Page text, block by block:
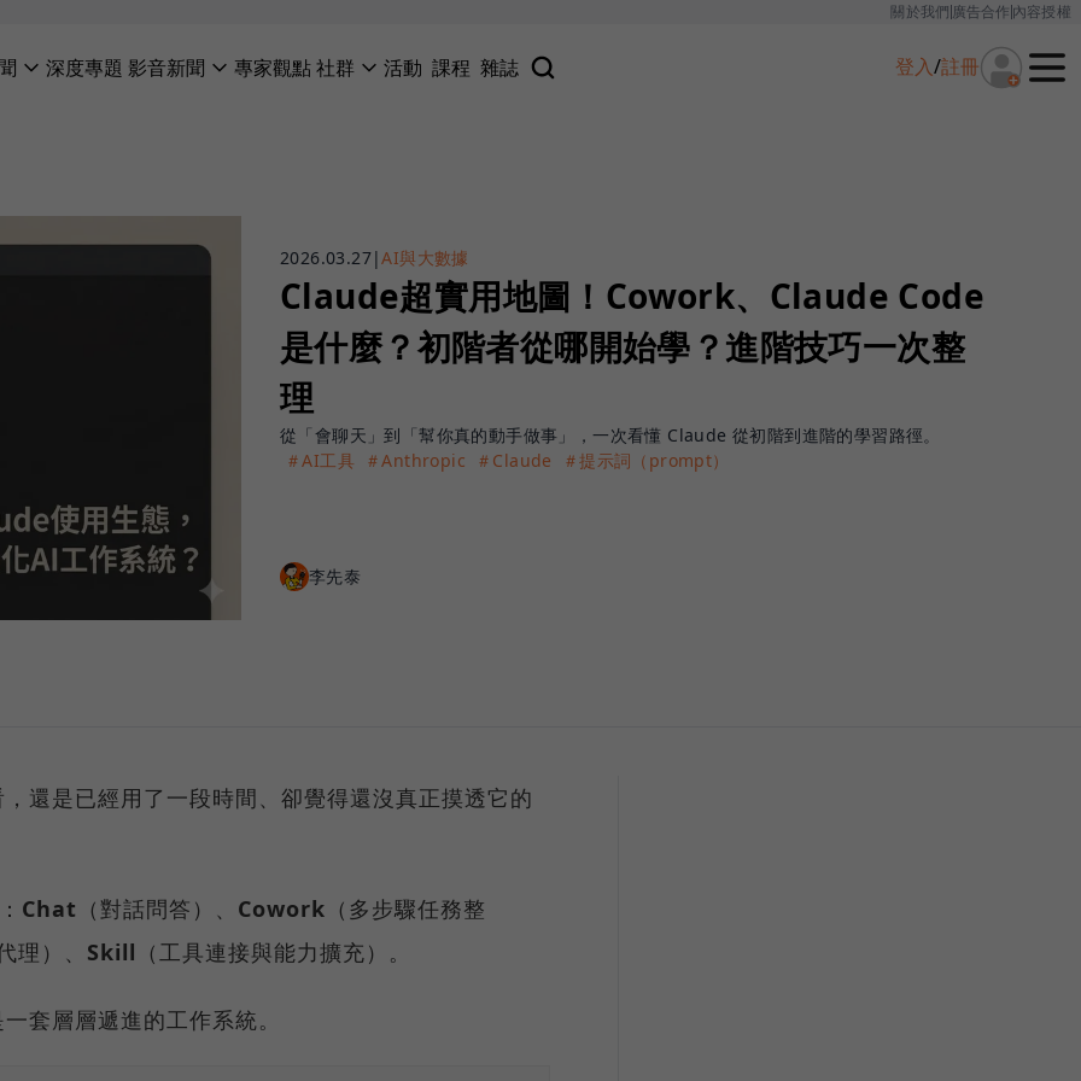
關於我們廣告合作內容授權
深度專題 影音新聞 專家觀點社群 活動 課程 雜誌 登入/註冊
2026.03.27|AI與大數據
Claude超實用地圖！Cowork、Claude Code
是什麼？初階者從哪開始學？進階技巧一次整
理
從「會聊天」到「幫你真的動手做事」，一次看懂 Claude 從初階到進階的學習路徑。
＃AI工具 ＃Anthropic ＃Claude ＃提示詞（prompt）
李先泰
還是已經用了一段時間、卻覺得還沒真正摸透它的
Chat （對話問答）、 Cowork （多步驟任務整
理）、 Skill （工具連接與能力擴充）。
套層層遞進的工作系統。